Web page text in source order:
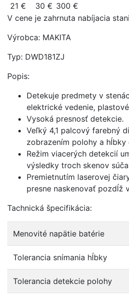
21 €
30 € 300 €
V cene je zahrnuta nabíjacia
Výrobca: MAKITA
Typ: DWD181ZJ
Popis:
Detekuje predmety v
elektrické vedenie,
Vysoká presnosť detekcie.
Veľký 4,1 palcový farebný
zobrazením polohy a hĺbky
Režim viacerých detekcií
výsledky troch skenov
Premietnutím laserovej
presne naskenovať pozdĺž
Tachnická špecifikácia:
Menovité napätie batérie
Tolerancia snímania hĺbky
Tolerancia detekcie polohy